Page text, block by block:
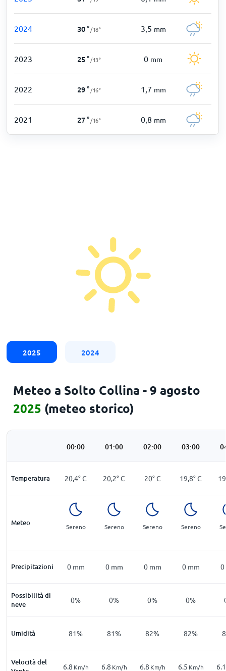
2024 30° /18° 3,5 mm
2023 25° /13° 0 mm
2022 29° /16° 1,7 mm
2021 27° /16° 0,8 mm
2025 2024
Meteo a Solto Collina - 9 agosto
2025 (meteo storico)
00:00 01:00 02:00 03:00
Temperatura 20,4°C 20,2°C 20°C 19,8°C
Meteo Sereno Sereno Sereno Sereno
Precipitazioni 0 mm 0 mm 0 mm 0 mm 0
Possibilità di
neve
0% 0% 0% 0%
Umidità 81% 81% 82% 82%
Velocità del
6.8 Km/h 6.8 Km/h 6.8 Km/h 6.5 Km/h 6.1